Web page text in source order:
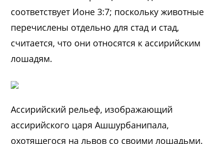
соответствует Ионе 3:7; поскольку животные
перечислены отдельно для стад и стад,
считается, что они относятся к ассирийским
лошадям.
Ассирийский рельеф, изображающий
ассирийского царя Ашшурбанипала,
охотящегося на львов со своими лошадьми.